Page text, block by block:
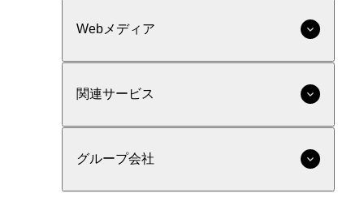
Webメディア
関連サービス
グループ会社